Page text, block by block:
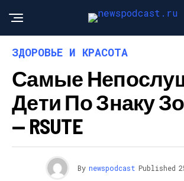
ЗДОРОВЬЕ И КРАСОТА
Самые
Дети По Знаку
— RSUTE
By newspodcast Published